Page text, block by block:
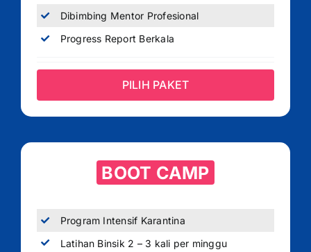
Dibimbing Mentor Profesional
Progress Report Berkala
PILIH PAKET
BOOT CAMP
Program Intensif Karantina
Latihan Binsik 2 – 3 kali per minggu